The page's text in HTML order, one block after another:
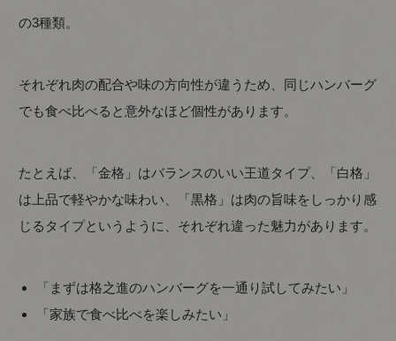
の3種類。
それぞれ肉の配合や味の方向性が違うため、同じハンバーグ
でも食べ比べると意外なほど個性があります。
たとえば、「金格」はバランスのいい王道タイプ、「白格」
は上品で軽やかな味わい、「黒格」は肉の旨味をしっかり感
じるタイプというように、それぞれ違った魅力があります。
「まずは格之進のハンバーグを一通り試してみたい」
「家族で食べ比べを楽しみたい」